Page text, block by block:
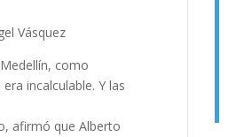
Vásquez
como
incalcu­lable. Y las
afirmó que Alberto